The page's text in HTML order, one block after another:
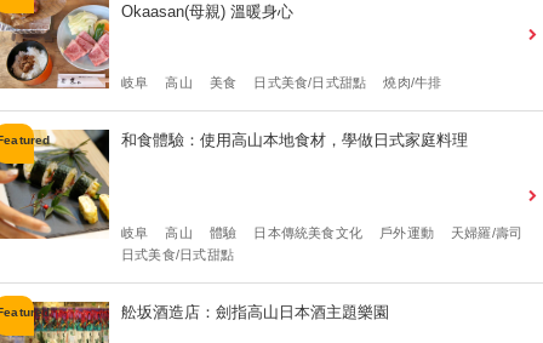
Okaasan(母親) 溫暖身心
岐阜 高山 美食 日式美食/日式甜點 燒肉/牛排
和食體驗：使用高山本地食材，學做日式家庭料理
岐阜 高山 體驗 日本傳統美食文化 戶外運動
天婦羅/壽司
日式美食/日式甜點
舩坂酒造店：劍指高山日本酒主題樂園